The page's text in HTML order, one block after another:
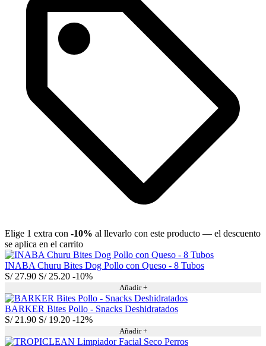
Elige 1 extra con -10% al llevarlo con este producto — el descuento
se aplica en el carrito
INABA Churu Bites Dog Pollo con Queso - 8 Tubos
S/27.90 S/25.20 -10%
Añadir +
BARKER Bites Pollo - Snacks Deshidratados
S/21.90 S/19.20 -12%
Añadir +